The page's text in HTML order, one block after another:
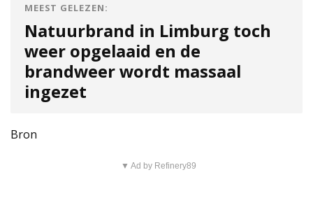
MEEST GELEZEN:
Natuurbrand in Limburg toch
weer opgelaaid en de
brandweer wordt massaal
ingezet
Bron
▼ Ad by Refinery89